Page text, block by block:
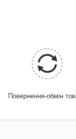
Повернення-обмін